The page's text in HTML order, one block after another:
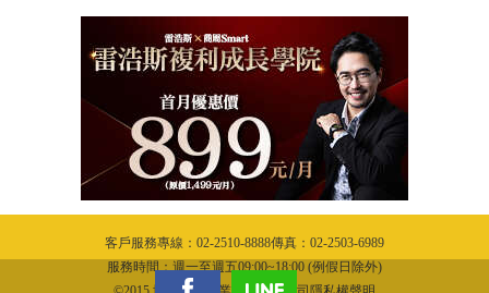
客戶服務專線：02-2510-8888傳真：02-2503-6989
服務時間：週一至週五09:00~18:00 (例假日除外)